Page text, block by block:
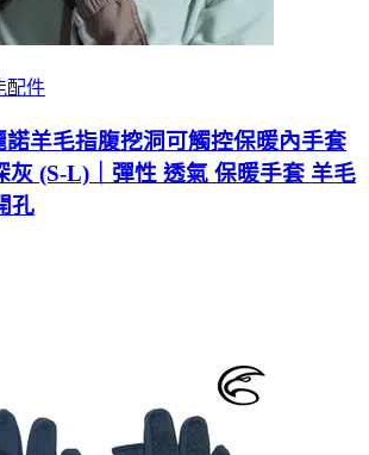
配件
羊毛指腹挖洞可觸控保暖內手套
灰 (S-L)｜彈性 透氣 保暖手套 羊毛
孔